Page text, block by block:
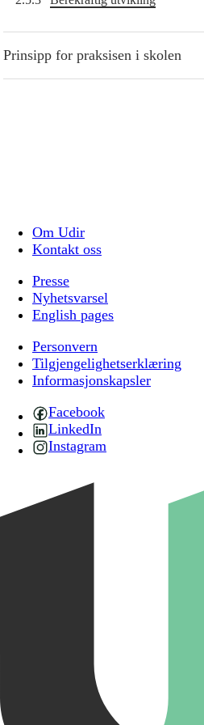
Prinsipp for praksisen i skolen
Om Udir
Kontakt oss
Presse
Nyhetsvarsel
English pages
Personvern
Tilgjengelighetserklæring
Informasjonskapsler
Facebook
LinkedIn
Instagram